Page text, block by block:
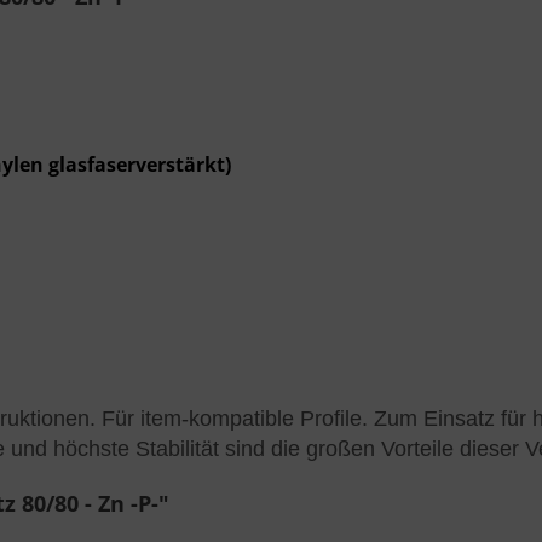
glasfaserverstärkt)
Für item-kompatible Profile. Zum Einsatz für
höchste Stabilität sind die großen Vorteile dieser
80 - Zn -P-"